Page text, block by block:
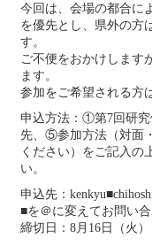
今回は、会場の都合に
を優先とし、県外の方
す。
ご不便をおかけします
ます。
参加をご希望される方
申込方法：①第7回研
先、⑤参加方法（対面
ください）をご記入の
い。
申込先：
■を＠に変えてお問い合
締切日：8月16日（火）